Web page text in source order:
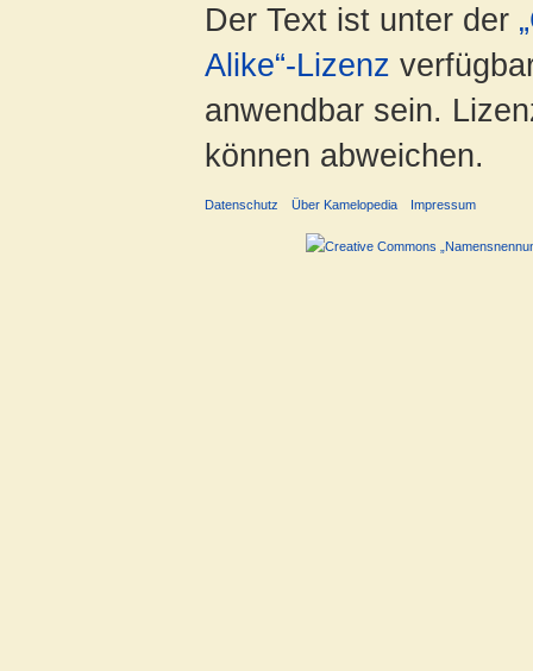
Der Text ist unter der
Alike“-Lizenz
anwendbar sein.
können abweichen.
Datenschutz Über Kamelopedia Impressum